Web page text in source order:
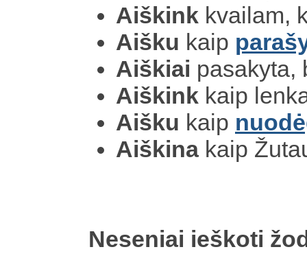
Aiškink kvailam,
Aišku kaip
Aiškiai pasakyta,
Aiškink kaip
Aišku kaip
Aiškinakaip
Neseniai ieškoti